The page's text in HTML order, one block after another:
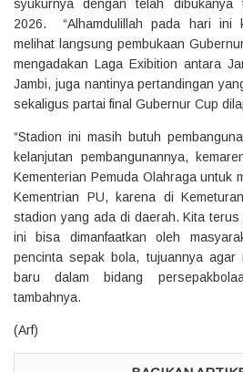
syukurnya dengan telah dibukanya
2026. “Alhamdulillah pada hari ini
melihat langsung pembukaan
mengadakan Laga Exibition antara
Jambi, juga nantinya pertandingan
sekaligus partai final Gubernur Cup
“Stadion ini masih butuh
kelanjutan pembangunannya,
Kementerian Pemuda Olahraga untuk
Kementrian PU, karena di
stadion yang ada di daerah. Kita
ini bisa dimanfaatkan oleh
pencinta sepak bola, tujuannya agar
baru dalam bidang
tambahnya.
(Arf)